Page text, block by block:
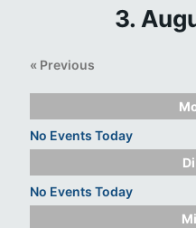
3.
« Previous
No Events Today
No Events Today